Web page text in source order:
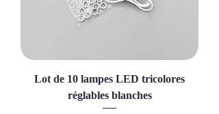
Lot de 10 lampes LED tricolores
réglables blanches